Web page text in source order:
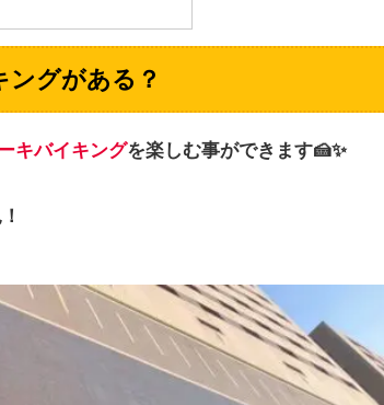
グがある？
キバイキングを楽しむ事ができます🍰✨